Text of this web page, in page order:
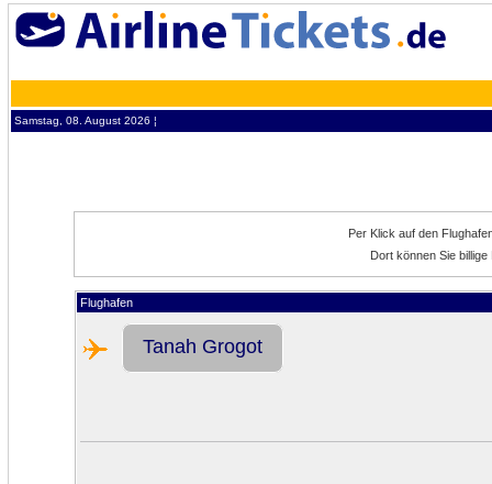
Samstag, 08. August 2026 ¦
Per Klick auf den
Dort können Sie
Flughafen
Tanah Grogot